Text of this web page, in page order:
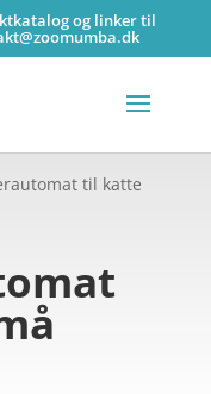
og linker til
til katte